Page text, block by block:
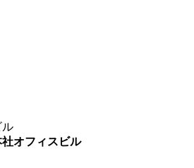
オフィスビル